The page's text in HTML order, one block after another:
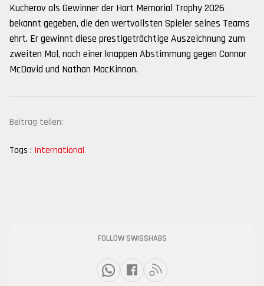
Kucherov als Gewinner der Hart Memorial Trophy 2026
bekannt gegeben, die den wertvollsten Spieler seines Teams
ehrt. Er gewinnt diese prestigeträchtige Auszeichnung zum
zweiten Mal, nach einer knappen Abstimmung gegen Connor
McDavid und Nathan MacKinnon.
Beitrag teilen:
Tags : International
FOLLOW SWISSHABS